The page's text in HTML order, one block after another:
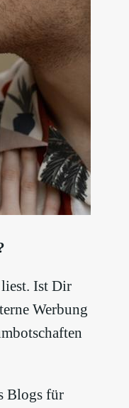
Ist Dir
Werbung
Blogs für